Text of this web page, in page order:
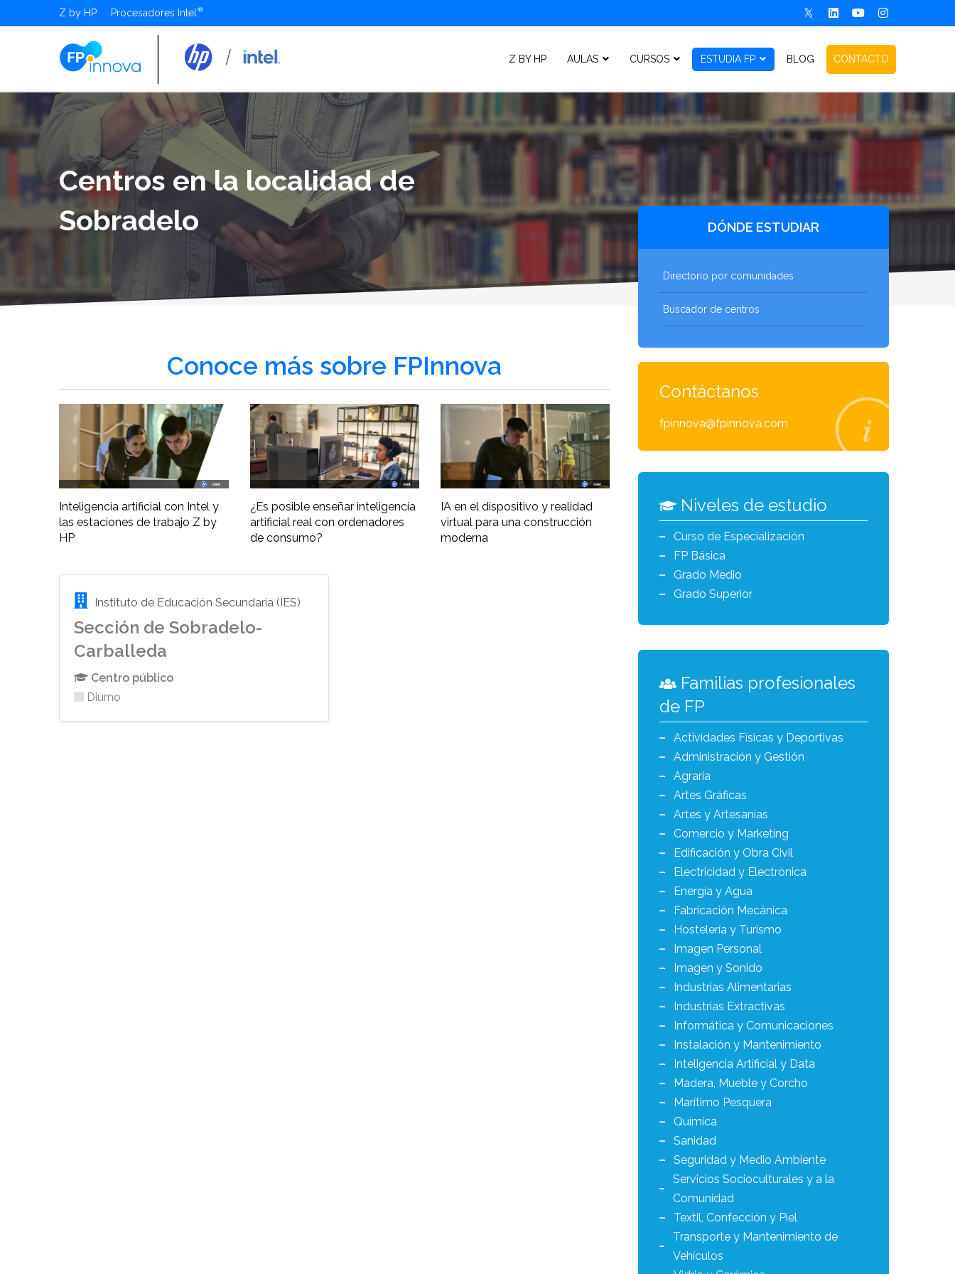
Z by HP Procesadores Intel
Z BY HP AULAS CURSOS ESTUDIA FP BLOG CONTACTO
Centros en la localidad de
Sobradelo
Conoce más sobre FPInnova
Inteligencia artificial con Intel y
las estaciones de trabajo Z by
HP
¿Es posible enseñar inteligencia
artificial real con ordenadores
de consumo?
IA en el dispositivo y realidad
virtual para una construcción
moderna
Instituto de Educación Secundaria (IES)
Sección de Sobradelo-
Carballeda
Centro público
Diurno
DÓNDE ESTUDIAR
Directorio por comunidades
Buscador de centros
Contáctanos
fpinnova@fpinnova.com
Niveles de estudio
Curso de Especialización
FP Básica
Grado Medio
Grado Superior
Familias profesionales
de FP
Actividades Físicas y Deportivas
Administración y Gestión
Agraria
Artes Gráficas
Artes y Artesanías
Comercio y Marketing
Edificación y Obra Civil
Electricidad y Electrónica
Energía y Agua
Fabricación Mecánica
Hostelería y Turismo
Imagen Personal
Imagen y Sonido
Industrias Alimentarias
Industrias Extractivas
Informática y Comunicaciones
Instalación y Mantenimiento
Inteligencia Artificial y Data
Madera, Mueble y Corcho
Marítimo Pesquera
Química
Sanidad
Seguridad y Medio Ambiente
Servicios Socioculturales y a la
Comunidad
Textil, Confección y Piel
Transporte y Mantenimiento de
Vehículos